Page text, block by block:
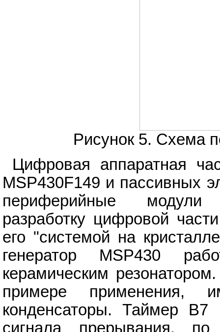
Рисунок 5. Схема
Цифровая аппаратная
MSP430F149 и пассивных
периферийные модули
разработку цифровой
его "системой на
генератор MSP430
керамическим
примере применения,
конденсаторы. Таймер B7
сигнала прерывания, по